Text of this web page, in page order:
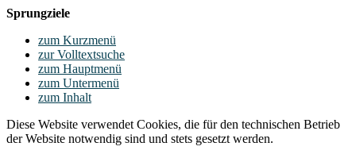
Sprungziele
zum Kurzmenü
zur Volltextsuche
zum Hauptmenü
zum Untermenü
zum Inhalt
Diese Website verwendet Cookies, die für den technischen Betrieb
der Website notwendig sind und stets gesetzt werden.